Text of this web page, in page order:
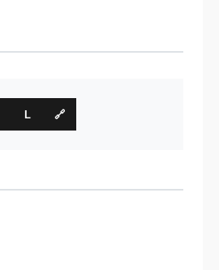
L 🔗